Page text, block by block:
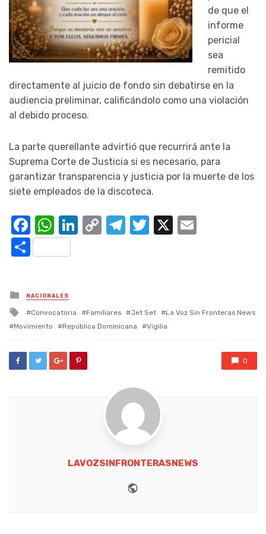
de que el
informe
pericial
sea
remitido
directamente al juicio de fondo sin debatirse en la
audiencia preliminar, calificándolo como una violación
al debido proceso.
La parte querellante advirtió que recurrirá ante la
Suprema Corte de Justicia si es necesario, para
garantizar transparencia y justicia por la muerte de los
siete empleados de la discoteca.
Facebook
WhatsApp
LinkedIn
CopyTelegram
Twitter
X
Compartir
Posted
in
NACIONALES
Tagged
with
Convocatoria Familiares Jet Set
La Voz Sin Fronteras News
Movimiento
República Dominicana Vigilia
0
LAVOZSINFRONTERASNEWS